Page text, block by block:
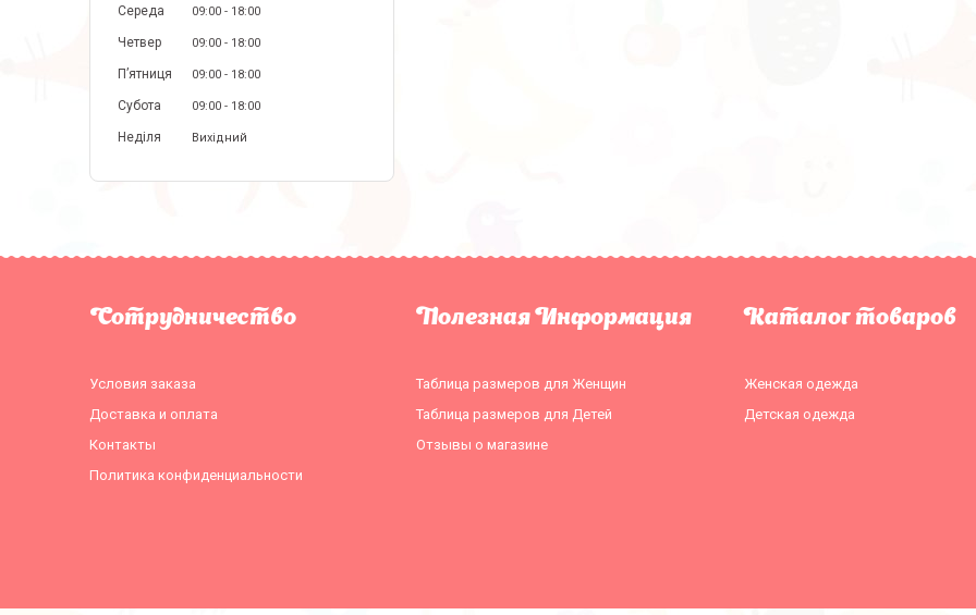
Середа 09:00 18:00
Четвер 09:00 18:00
Пʼятниця 09:00 18:00
Субота 09:00 18:00
Неділя Вихідний
Сотрудничество
Условия заказа
Доставка и оплата
Контакты
Политика конфиденциальности
Полезная Информация
Таблица размеров для Женщин
Таблица размеров для Детей
Отзывы о магазине
Каталог товаров
Женская одежда
Детская одежда